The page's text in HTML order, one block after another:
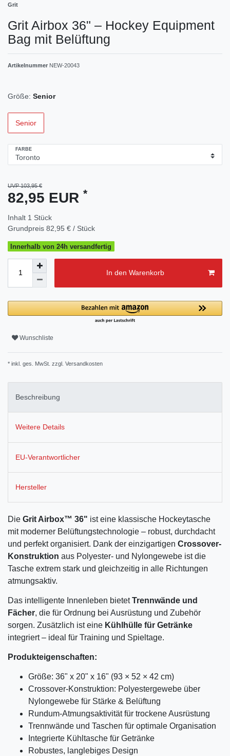
Grit
Grit Airbox 36" – Hockey Equipment
Bag mit Belüftung
Artikelnummer NEW-20043
Größe: Senior
Senior
FARBE
UVP 103,95 €
82,95 EUR *
Inhalt 1 Stück
Grundpreis 82,95 € / Stück
Innerhalb von 24h versandfertig
In den Warenkorb
Wunschliste
* inkl. ges. MwSt. zzgl. Versandkosten
Beschreibung
Weitere Details
EU-Verantwortlicher
Hersteller
Die Grit Airbox™ 36" ist eine klassische Hockeytasche
mit moderner Belüftungstechnologie – robust, durchdacht
und perfekt organisiert. Dank der einzigartigen Crossover-
Konstruktion aus Polyester- und Nylongewebe ist die
Tasche extrem stark und gleichzeitig in alle Richtungen
atmungsaktiv.
Das intelligente Innenleben bietetTrennwände und
Fächer, die für Ordnung bei Ausrüstung und Zubehör
sorgen. Zusätzlich ist eine Kühlhülle für Getränke
integriert – ideal für Training und Spieltage.
Produkteigenschaften:
Größe: 36" x 20" x 16" (93 × 52 × 42 cm)
Crossover-Konstruktion: Polyestergewebe über
Nylongewebe für Stärke & Belüftung
Rundum-Atmungsaktivität für trockene Ausrüstung
Trennwände und Taschen für optimale Organisation
Integrierte Kühltasche für Getränke
Robustes, langlebiges Design